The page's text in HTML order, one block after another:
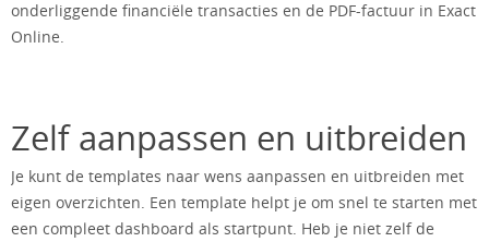
onderliggende financiële transacties en de PDF-factuur in Exact
Online.
Zelf aanpassen en uitbreiden
Je kunt de templates naar wens aanpassen en uitbreiden met
eigen overzichten. Een template helpt je om snel te starten met
een compleet dashboard als startpunt. Heb je niet zelf de